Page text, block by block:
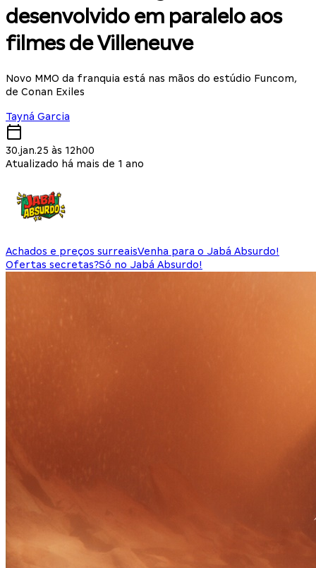
desenvolvido em paralelo aos
filmes de Villeneuve
Novo MMO da franquia está nas mãos do estúdio Funcom,
de Conan Exiles
Tayná Garcia
30.jan.25 às 12h00
Atualizado há mais de 1 ano
Achados e preços surreaisVenha para o Jabá Absurdo!
Ofertas secretas?Só no Jabá Absurdo!